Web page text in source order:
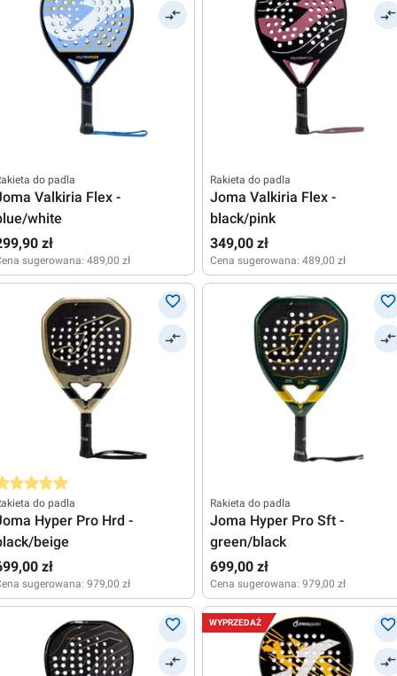
do padla
Valkiria Flex -
white
zł
sugerowana: 489,00 zł
Rakieta do padla
Joma Valkiria Flex -
black/pink
349,00 zł
Cena sugerowana: 489,00 zł
ocena 5 z 5 gwiazdek
do padla
Hyper Pro Hrd -
beige
zł
sugerowana: 979,00 zł
Rakieta do padla
Joma Hyper Pro Sft -
green/black
699,00 zł
Cena sugerowana: 979,00 zł
WYPRZEDAŻ